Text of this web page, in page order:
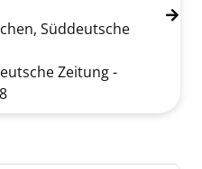
Süddeutsche
Zeitung -